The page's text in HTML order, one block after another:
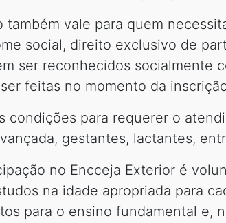
também vale para quem
social, direito exclusivo de
ser reconhecidos socialmente
feitas no momento da
condições para requerer o
gestantes, lactantes,
no Encceja Exterior é
na idade apropriada para
para o ensino fundamental e,